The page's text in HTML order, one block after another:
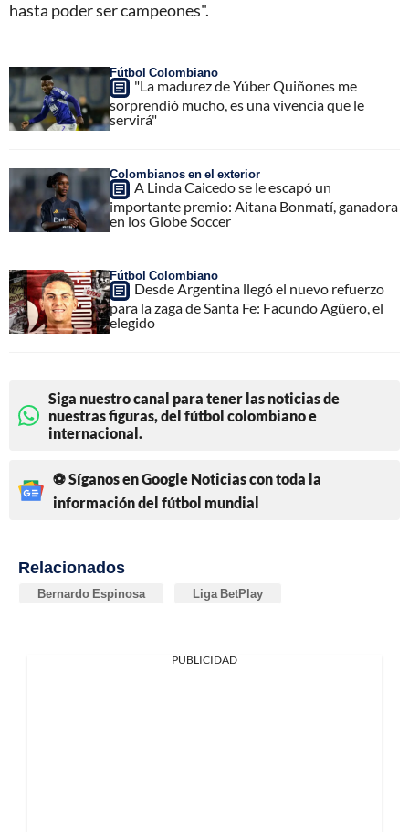
hasta poder ser campeones".
Fútbol Colombiano
"La madurez de Yúber Quiñones me
sorprendió mucho, es una vivencia que le
servirá"
Colombianos en el exterior
A Linda Caicedo se le escapó un
importante premio: Aitana Bonmatí, ganadora
en los Globe Soccer
Fútbol Colombiano
Desde Argentina llegó el nuevo refuerzo
para la zaga de Santa Fe: Facundo Agüero, el
elegido
Siga nuestro canal para tener las noticias de
nuestras figuras, del fútbol colombiano e
internacional.
⚽ Síganos en Google Noticias con toda la
información del fútbol mundial
Relacionados
Bernardo Espinosa Liga BetPlay
PUBLICIDAD